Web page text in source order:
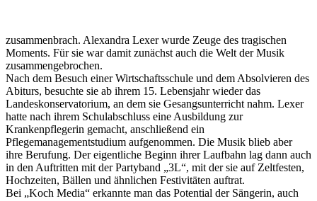
zusammenbrach. Alexandra Lexer wurde Zeuge des tragischen
Moments. Für sie war damit zunächst auch die Welt der Musik
zusammengebrochen.
Nach dem Besuch einer Wirtschaftsschule und dem Absolvieren des
Abiturs, besuchte sie ab ihrem 15. Lebensjahr wieder das
Landeskonservatorium, an dem sie Gesangsunterricht nahm. Lexer
hatte nach ihrem Schulabschluss eine Ausbildung zur
Krankenpflegerin gemacht, anschließend ein
Pflegemanagementstudium aufgenommen. Die Musik blieb aber
ihre Berufung. Der eigentliche Beginn ihrer Laufbahn lag dann auch
in den Auftritten mit der Partyband „3L“, mit der sie auf Zeltfesten,
Hochzeiten, Bällen und ähnlichen Festivitäten auftrat.
Bei „Koch Media“ erkannte man das Potential der Sängerin, auch